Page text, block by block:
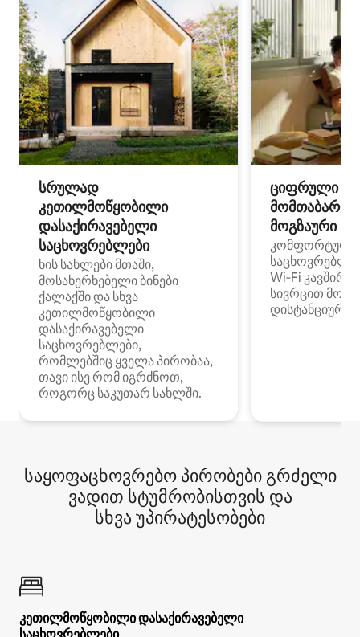
სრულად
კეთილმოწყობილი
დასაქირავებელი
საცხოვრებლები
ხის სახლები მთაში,
მოსახერხებელი ბინები
ქალაქში და სხვა
კეთილმოწყობილი
დასაქირავებელი
საცხოვრებლები,
რომლებშიც ყველა პირობაა,
თავი ისე რომ იგრძნოთ,
როგორც საკუთარ სახლში.
ციფრული
მოგზაური
კომფორტული
Wi‑Fi
სივრცით
დისტანციური
საყოფაცხოვრებო პირობები გრძელი
ვადით სტუმრობისთვის და
სხვა უპირატესობები
კეთილმოწყობილი დასაქირავებელი